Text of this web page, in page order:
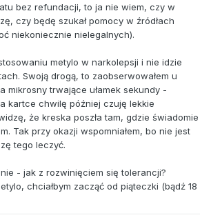
bez refundacji, to ja nie wiem, czy w
czy będę szukał pomocy w źródłach
niekoniecznie nielegalnych).
metylo w narkolepsji i nie idzie
Swoją drogą, to zaobserwowałem u
mikrosny trwające ułamek sekundy -
kartce chwilę później czuję lekkie
że kreska poszła tam, gdzie świadomie
Tak przy okazji wspomniałem, bo nie jest
tego leczyć.
- jak z rozwinięciem się tolerancji?
chciałbym zacząć od piąteczki (bądź 18